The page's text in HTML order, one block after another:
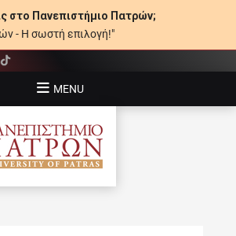
στο Πανεπιστήμιο Πατρών;
- Η σωστή επιλογή!"
MENU
ΠΑΤΡΏΝ